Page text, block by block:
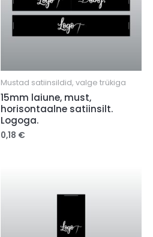
Mustad satiinsildid, valge trükiga
15mm laiune, must,
horisontaalne satiinsilt.
Logoga.
0,18 €